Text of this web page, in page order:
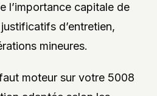
l’importance capitale de
d’entretien,
mineures.
moteur sur votre 5008